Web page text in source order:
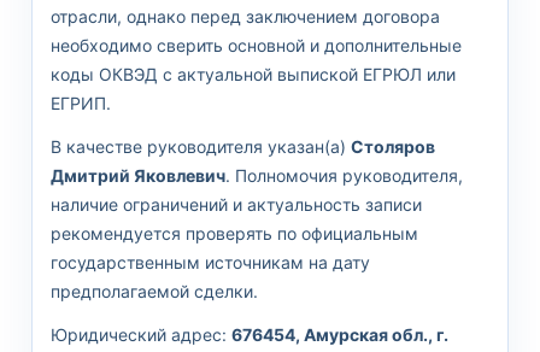
отрасли, однако перед заключением договора
необходимо сверить основной и дополнительные
коды ОКВЭД с актуальной выпиской ЕГРЮЛ или
ЕГРИП.
В качестве руководителя указан(а) Столяров
Дмитрий Яковлевич. Полномочия руководителя,
наличие ограничений и актуальность записи
рекомендуется проверять по официальным
государственным источникам на дату
предполагаемой сделки.
Юридический адрес: 676454, Амурская обл., г.